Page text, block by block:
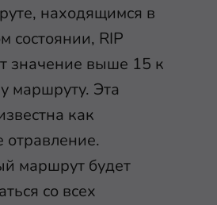
находящимся в
состоянии, RIP
значение выше 15 к
маршруту. Эта
как
маршрут будет
со всех